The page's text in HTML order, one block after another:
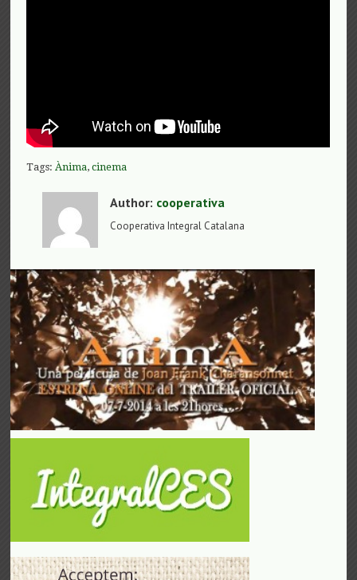
Tags:Ànima,cinema
Author: cooperativa
Cooperativa Integral Catalana